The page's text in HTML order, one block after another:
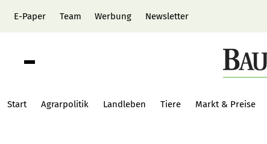
E-Paper Team Werbung Newsletter
Start Agrarpolitik Landleben Tiere Markt & Preise